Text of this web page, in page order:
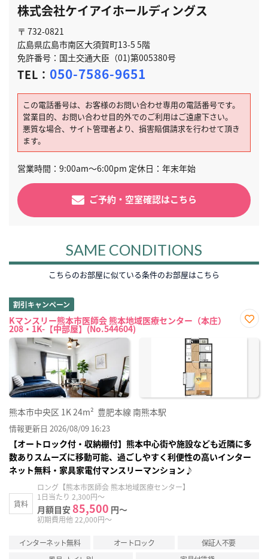
株式会社ケイアイホールディングス
〒 732-0821
広島県広島市南区大須賀町13-5 5階
免許番号：国土交通大臣（01)第005380号
TEL： 050-7586-9651
この電話番号は、お客様のお問い合わせ専用の電話番号です。
営業目的、お問い合わせ目的外でのご利用はご遠慮下さい。
悪質な場合、サイト管理者より、損害賠償請求を行わせて頂き
ます。
営業時間：9:00am～6:00pm 定休日：年末年始
ご予約・空室確認はこちら
SAME CONDITIONS
こちらのお部屋に似ている条件のお部屋はこちら
割引キャンペーン
Kマンスリー熊本市医師会 熊本地域医療センター（本庄）
208・1K-【中部屋】(No.544604)
に入
熊本市中央区 1K24m² 豊肥本線 南熊本駅
情報更新日 2026/08/09 16:23
【オートロック付・収納棚付】熊本中心街や施設なども近隣に多
数ありスムーズに移動可能、過ごしやすく利便性の高いインター
ネット無料・家具家電付マンスリーマンション♪
賃料
ロング【熊本市医師会 熊本地域医療センター】
1日当たり 2,300円～
月額目安 85,500 円～
初期費用他 22,000円～
インターネット無料 オートロック
保証人不要